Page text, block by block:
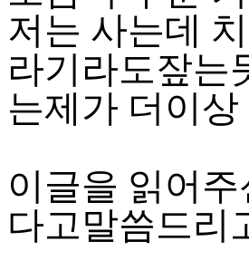
저는 사는데
라기라도잪는
는제가 더이
이글을 읽어
다고말씀드리